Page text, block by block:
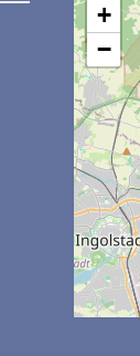
+
−